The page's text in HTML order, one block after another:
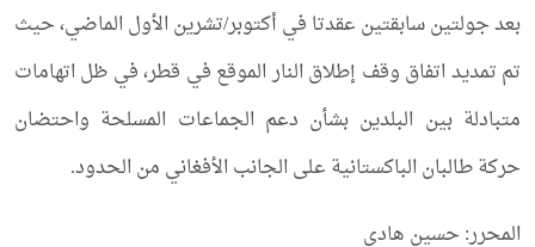
بعد جولتين سابقتين عقدتا في أكتوبر/تشرين الأول الماضي، حيث
تم تمديد اتفاق وقف إطلاق النار الموقع في قطر، في ظل اتهامات
متبادلة بين البلدين بشأن دعم الجماعات المسلحة واحتضان
حركة طالبان الباكستانية على الجانب الأفغاني من الحدود.
المحرر: حسين هادي